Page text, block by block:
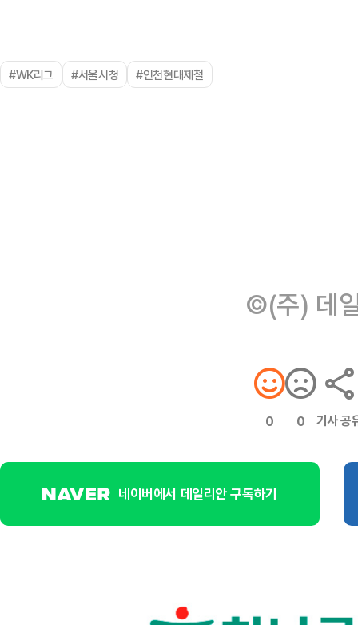
#WK리그 #서울시청 #인천현대제철
©(주) 데
0 0 기사 공
네이버에서 데일리안 구독하기